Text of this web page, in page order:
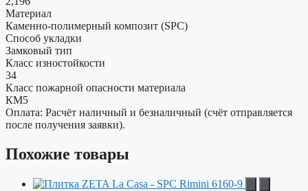
Материал
Каменно-полимерный композит (SPC)
Способ укладки
Замковый тип
Класс изностойкости
34
Класс пожарной опасности материала
КМ5
Оплата: Расчёт наличный и безналичный (счёт отправляется
после получения заявки).
Похожие товары